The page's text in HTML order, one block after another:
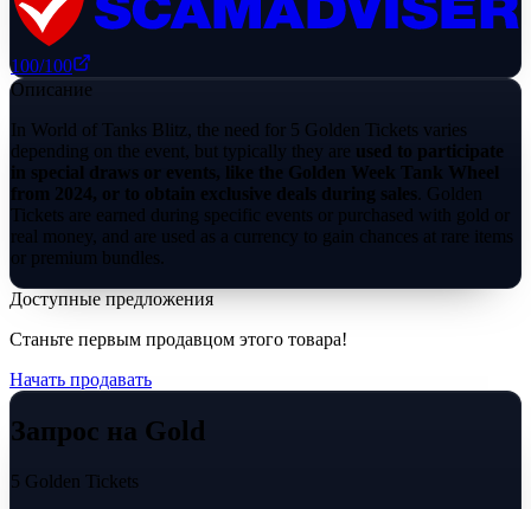
100/100
Описание
In World of Tanks Blitz, the need for 5 Golden Tickets varies
depending on the event, but typically they are used to participate
in special draws or events, like the Golden Week Tank Wheel
from 2024, or to obtain exclusive deals during sales . Golden
Tickets are earned during specific events or purchased with gold or
real money, and are used as a currency to gain chances at rare items
or premium bundles.
Доступные предложения
Станьте первым продавцом этого товара!
Начать продавать
Запрос на Gold
5 Golden Tickets